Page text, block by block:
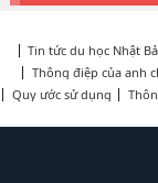
Tin tức du học Nhật
Thông điệp của anh
Quy ước sử dụng